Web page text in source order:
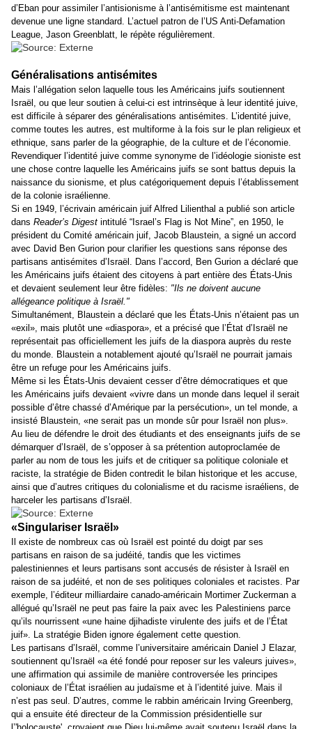
d’Eban pour assimiler l’antisionisme à l’antisémitisme est maintenant
devenue une ligne standard. L’actuel patron de l’US Anti-Defamation
League, Jason Greenblatt, le répète régulièrement.
Généralisations antisémites
Mais l’allégation selon laquelle tous les Américains juifs soutiennent
Israël, ou que leur soutien à celui-ci est intrinsèque à leur identité juive,
est difficile à séparer des généralisations antisémites. L’identité juive,
comme toutes les autres, est multiforme à la fois sur le plan religieux et
ethnique, sans parler de la géographie, de la culture et de l’économie.
Revendiquer l’identité juive comme synonyme de l’idéologie sioniste est
une chose contre laquelle les Américains juifs se sont battus depuis la
naissance du sionisme, et plus catégoriquement depuis l’établissement
de la colonie israélienne.
Si en 1949, l’écrivain américain juif Alfred Lilienthal a publié son article
dans Reader’s Digest intitulé “Israel’s Flag is Not Mine”, en 1950, le
président du Comité américain juif, Jacob Blaustein, a signé un accord
avec David Ben Gurion pour clarifier les questions sans réponse des
partisans antisémites d’Israël. Dans l’accord, Ben Gurion a déclaré que
les Américains juifs étaient des citoyens à part entière des États-Unis
et devaient seulement leur être fidèles: "Ils ne doivent aucune
allégeance politique à Israël."
Simultanément, Blaustein a déclaré que les États-Unis n’étaient pas un
«exil», mais plutôt une «diaspora», et a précisé que l’État d’Israël ne
représentait pas officiellement les juifs de la diaspora auprès du reste
du monde. Blaustein a notablement ajouté qu’Israël ne pourrait jamais
être un refuge pour les Américains juifs.
Même si les États-Unis devaient cesser d’être démocratiques et que
les Américains juifs devaient «vivre dans un monde dans lequel il serait
possible d’être chassé d’Amérique par la persécution», un tel monde, a
insisté Blaustein, «ne serait pas un monde sûr pour Israël non plus».
Au lieu de défendre le droit des étudiants et des enseignants juifs de se
démarquer d’Israël, de s’opposer à sa prétention autoproclamée de
parler au nom de tous les juifs et de critiquer sa politique coloniale et
raciste, la stratégie de Biden contredit le bilan historique et les accuse,
ainsi que d’autres critiques du colonialisme et du racisme israéliens, de
harceler les partisans d’Israël.
«Singulariser Israël»
Il existe de nombreux cas où Israël est pointé du doigt par ses
partisans en raison de sa judéité, tandis que les victimes
palestiniennes et leurs partisans sont accusés de résister à Israël en
raison de sa judéité, et non de ses politiques coloniales et racistes. Par
exemple, l’éditeur milliardaire canado-américain Mortimer Zuckerman a
allégué qu’Israël ne peut pas faire la paix avec les Palestiniens parce
qu’ils nourrissent «une haine djihadiste virulente des juifs et de l’État
juif». La stratégie Biden ignore également cette question.
Les partisans d’Israël, comme l’universitaire américain Daniel J Elazar,
soutiennent qu’Israël «a été fondé pour reposer sur les valeurs juives»,
une affirmation qui assimile de manière controversée les principes
coloniaux de l’État israélien au judaïsme et à l’identité juive. Mais il
n’est pas seul. D’autres, comme le rabbin américain Irving Greenberg,
qui a ensuite été directeur de la Commission présidentielle sur